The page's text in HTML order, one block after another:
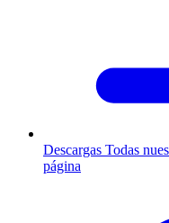
Descargas Todas
página